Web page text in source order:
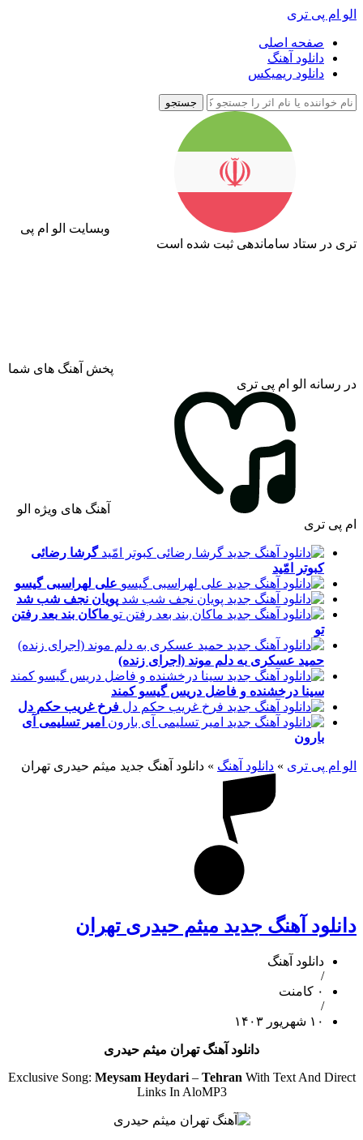
الو ام پی تری
صفحه اصلی
دانلود آهنگ
دانلود ریمیکس
جستجو
وبسایت الو ام پی
تری در ستاد ساماندهی ثبت شده است
پخش آهنگ های شما
در رسانه الو ام پی تری
آهنگ های ویژه الو
ام پی تری
گرشا رضائی
کبوتر امّید
علی لهراسبیگیسو
پویان نجف شب شد
ماکان بند بعد رفتن
تو
حمید عسکری به دلم موند (اجرای زنده)
سینا درخشنده و فاضل دریسگیسو کمند
فرخ غریب حکم دل
امیر تسلیمی آی
بارون
الو ام پی تری » دانلود آهنگ » دانلود آهنگ جدید میثم حیدری تهران
دانلود آهنگ جدید میثم حیدری تهران
دانلود آهنگ
/
۰ کامنت
/
۱۰ شهریور ۱۴۰۳
دانلود آهنگ تهران میثم حیدری
Exclusive Song: Meysam Heydari– Tehran With Text And Direct
Links In AloMP3